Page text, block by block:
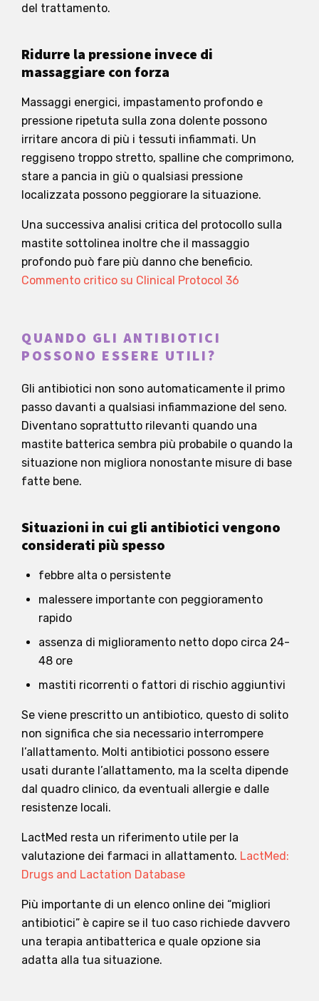
del trattamento.
Ridurre la pressione invece di
massaggiare con forza
Massaggi energici, impastamento profondo e
pressione ripetuta sulla zona dolente possono
irritare ancora di più i tessuti infiammati. Un
reggiseno troppo stretto, spalline che comprimono,
stare a pancia in giù o qualsiasi pressione
localizzata possono peggiorare la situazione.
Una successiva analisi critica del protocollo sulla
mastite sottolinea inoltre che il massaggio
profondo può fare più danno che beneficio.
Commento critico su Clinical Protocol 36
QUANDO GLI ANTIBIOTICI
POSSONO ESSERE UTILI?
Gli antibiotici non sono automaticamente il primo
passo davanti a qualsiasi infiammazione del seno.
Diventano soprattutto rilevanti quando una
mastite batterica sembra più probabile o quando la
situazione non migliora nonostante misure di base
fatte bene.
Situazioni in cui gli antibiotici vengono
considerati più spesso
febbre alta o persistente
malessere importante con peggioramento
rapido
assenza di miglioramento netto dopo circa 24-
48 ore
mastiti ricorrenti o fattori di rischio aggiuntivi
Se viene prescritto un antibiotico, questo di solito
non significa che sia necessario interrompere
l’allattamento. Molti antibiotici possono essere
usati durante l’allattamento, ma la scelta dipende
dal quadro clinico, da eventuali allergie e dalle
resistenze locali.
LactMed resta un riferimento utile per la
valutazione dei farmaci in allattamento. LactMed:
Drugs and Lactation Database
Più importante di un elenco online dei “migliori
antibiotici” è capire se il tuo caso richiede davvero
una terapia antibatterica e quale opzione sia
adatta alla tua situazione.